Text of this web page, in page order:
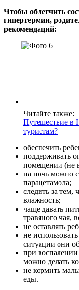
Чтобы облегчить
гипертермии,
рекомендаций:
Читайте также:
Путешествие в
туристам?
обеспечить
поддерживать
помещении (не
на ночь можно
парацетамола;
следить за тем,
влажность;
чаще давать
травяного чая,
не оставлять
не
ситуации они
при воспалении
можно делать
не кормить
еды.